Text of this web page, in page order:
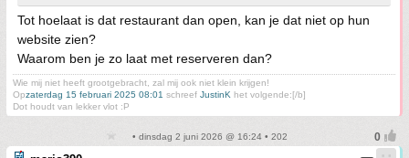
Tot hoelaat is dat restaurant dan open, kan je dat niet op hun
website zien?
Waarom ben je zo laat met reserveren dan?
Wie mij niet heeft grootgebracht, zal mij ook niet klein krijgen!
Opzaterdag 15 februari 2025 08:01 schreef JustinK het volgende:[/b]
Dot houdt van lekker vlot :P
• dinsdag 2 juni 2026 @ 16:24 • 202